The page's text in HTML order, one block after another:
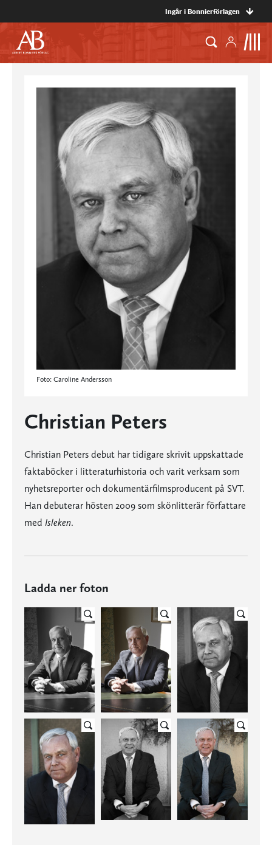
Ingår i Bonnierförlagen
Foto: Caroline Andersson
Christian Peters
Christian Peters debut har tidigare skrivit uppskattade
faktaböcker i litteraturhistoria och varit verksam som
nyhetsreporter och dokumentärfilmsproducent på SVT.
Han debuterar hösten 2009 som skönlitterär författare
med Isleken.
Ladda ner foton